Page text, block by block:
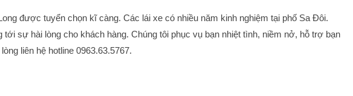
được tuyển chọn kĩ càng. Các lái xe có nhiều năm kinh nghiệm tại phố Sa Đôi.
tới sự hài lòng cho khách hàng. Chúng tôi phục vụ bạn nhiệt tình, niềm nở, hỗ trợ bạn
liên hệ hotline 0963.63.5767.